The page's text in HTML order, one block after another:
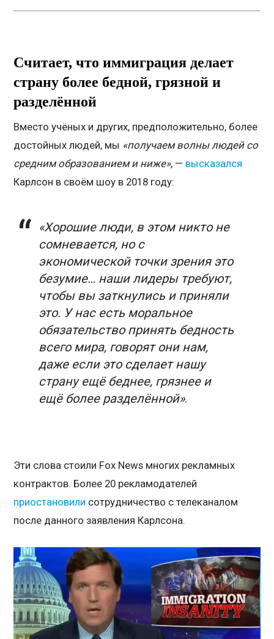
Считает, что иммиграция делает
страну более бедной, грязной и
разделённой
Вместо учёных и других, предположительно, более
достойных людей, мы «получаем волны людей со
средним образованием и ниже», — высказался
Карлсон в своём шоу в 2018 году:
«Хорошие люди, в этом никто не
сомневается, но с
экономической точки зрения это
безумие… наши лидеры требуют,
чтобы вы заткнулись и приняли
это. У нас есть моральное
обязательство принять бедность
всего мира, говорят они нам,
даже если это сделает нашу
страну ещё беднее, грязнее и
ещё более разделённой».
Эти слова стоили Fox News многих рекламных
контрактов. Более 20 рекламодателей
приостановили сотрудничество с телеканалом
после данного заявления Карлсона.